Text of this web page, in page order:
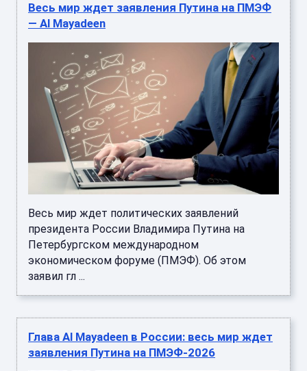
Весь мир ждет заявления Путина на ПМЭФ
— Al Mayadeen
Весь мир ждет политических заявлений
президента России Владимира Путина на
Петербургском международном
экономическом форуме (ПМЭФ). Об этом
заявил гл ...
Глава Al Mayadeen в России: весь мир ждет
заявления Путина на ПМЭФ-2026